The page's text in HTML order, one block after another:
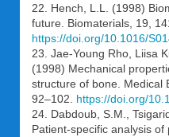
22. Hench, L.L. (1998)
future. Biomaterials, 19,
https://doi.org/10.1016/
23. Jae-Young Rho, Liisa
(1998) Mechanical
structure of bone. Medical
92–102. https://doi.org/
24. Dabdoub, S.M.,
Patient-specific analysis